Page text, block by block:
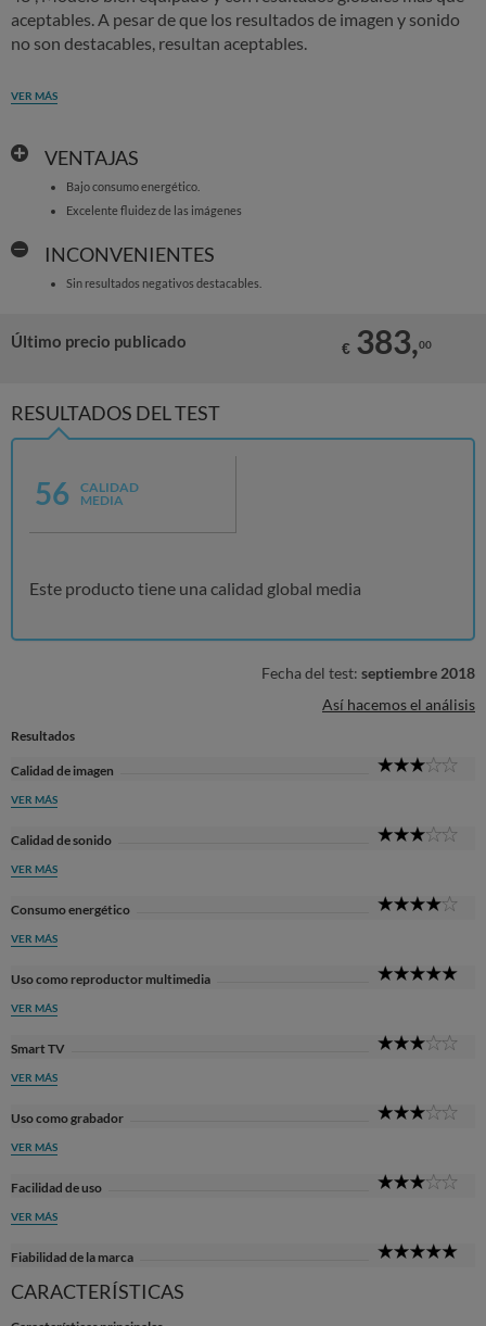
aceptables. A pesar de que los resultados de imagen y sonido
no son destacables, resultan aceptables.
VER MÁS
VENTAJAS
Bajo consumo energético.
Excelente fluidez de las imágenes
INCONVENIENTES
Sin resultados negativos destacables.
Último precio publicado € 383,00
RESULTADOS DEL TEST
56
CALIDAD
MEDIA
Este producto tiene una calidad global media
Fecha del test: septiembre 2018
Así hacemos el análisis
Resultados
Calidad de imagen
VER MÁS
Calidad de sonido
VER MÁS
Consumo energético
VER MÁS
Uso como reproductor multimedia
VER MÁS
Smart TV
VER MÁS
Uso como grabador
VER MÁS
Facilidad de uso
VER MÁS
Fiabilidad de la marca
CARACTERÍSTICAS